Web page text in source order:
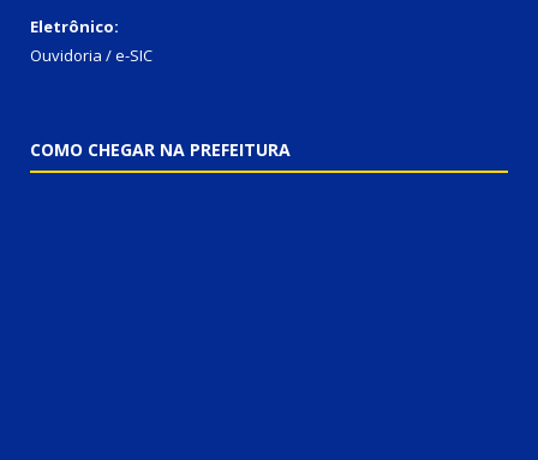
Eletrônico:
Ouvidoria / e-SIC
COMO CHEGAR NA PREFEITURA